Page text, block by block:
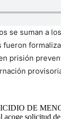
se suman a
prisión
DE
solicitud